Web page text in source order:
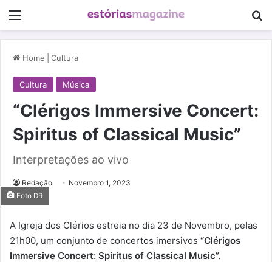
Menu
Home Cultura
Cultura Música
“Clérigos Immersive Concert:
Spiritus of Classical Music”
Interpretações ao vivo
Redação Novembro 1, 2023
Foto DR
A Igreja dos Clérios estreia no dia 23 de Novembro, pelas
21h00, um conjunto de concertos imersivos “Clérigos
Immersive Concert: Spiritus of Classical Music”.